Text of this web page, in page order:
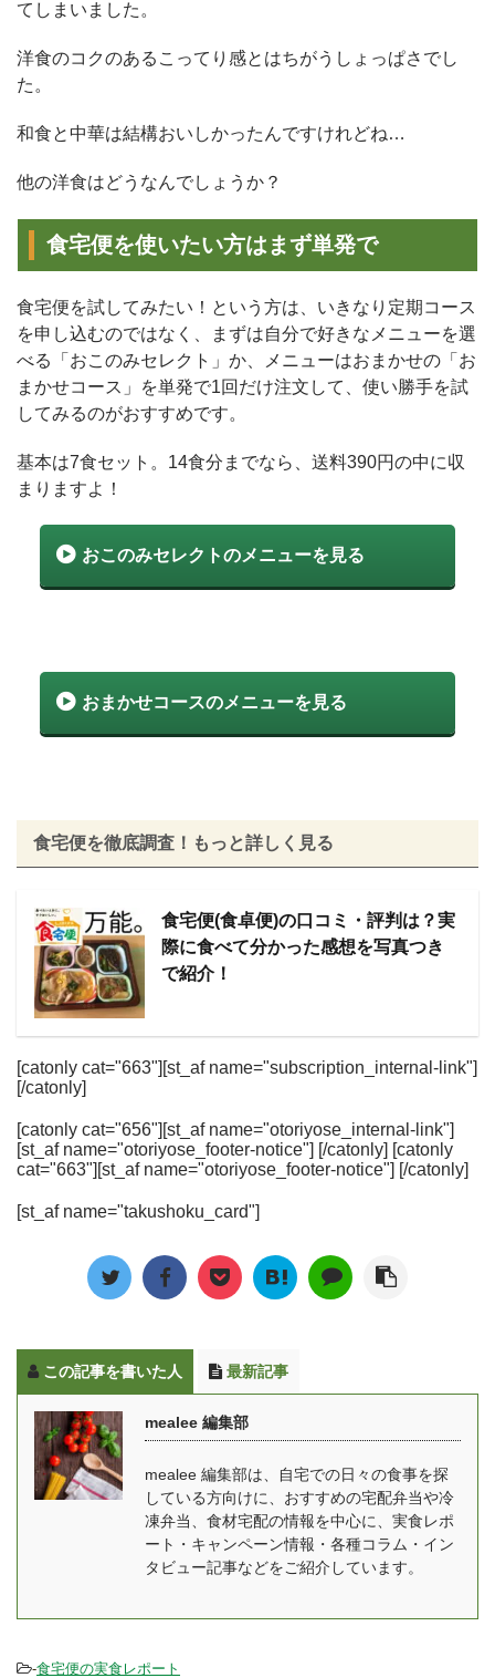
てしまいました。
洋食のコクのあるこってり感とはちがうしょっぱさでし
た。
和食と中華は結構おいしかったんですけれどね…
他の洋食はどうなんでしょうか？
食宅便を使いたい方はまず単発で
食宅便を試してみたい！という方は、いきなり定期コース
を申し込むのではなく、まずは自分で好きなメニューを選
べる「おこのみセレクト」か、メニューはおまかせの「お
まかせコース」を単発で1回だけ注文して、使い勝手を試
してみるのがおすすめです。
基本は7食セット。14食分までなら、送料390円の中に収
まりますよ！
おこのみセレクトのメニューを見る
おまかせコースのメニューを見る
食宅便を徹底調査！もっと詳しく見る
食宅便(食卓便)の口コミ・評判は？実
際に食べて分かった感想を写真つき
で紹介！
[catonly cat="663"][st_af name="subscription_internal-link"]
[/catonly]
[catonly cat="656"][st_af name="otoriyose_internal-link"]
[st_af name="otoriyose_footer-notice"] [/catonly] [catonly
cat="663"][st_af name="otoriyose_footer-notice"] [/catonly]
[st_af name="takushoku_card"]
この記事を書いた人 最新記事
mealee 編集部
mealee 編集部は、自宅での日々の食事を探
している方向けに、おすすめの宅配弁当や冷
凍弁当、食材宅配の情報を中心に、実食レポ
ート・キャンペーン情報・各種コラム・イン
タビュー記事などをご紹介しています。
-食宅便の実食レポート